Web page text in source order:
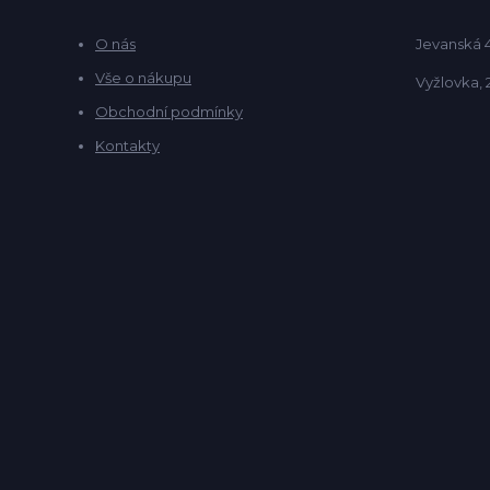
O nás
Vše o nákupu
Obchodní podmínky
Kontakty
Jevanská
Vyžlovka,